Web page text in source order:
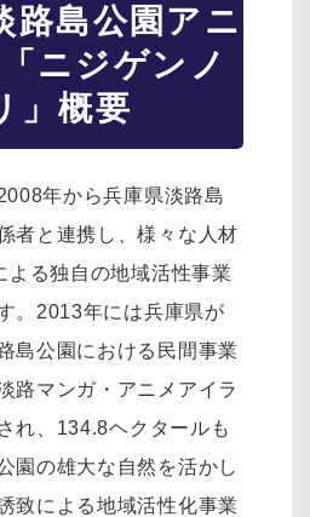
路島公園アニ
ニジゲンノ
」概要
年から兵庫県淡路島
者と連携し、様々な人材
よる独自の地域活性事業
。2013年には兵庫県が
島公園における民間事業
路マンガ・アニメアイラ
れ、134.8ヘクタールも
園の雄大な自然を活かし
致による地域活性化事業